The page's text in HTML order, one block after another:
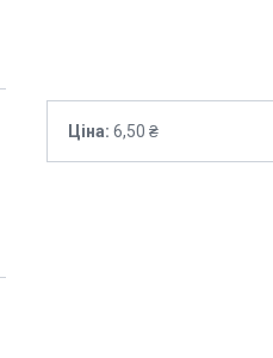
Ціна: 6,50 ₴